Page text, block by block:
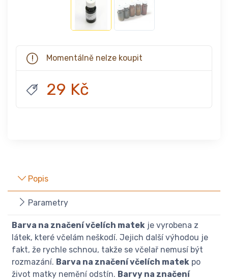
Momentálně nelze koupit
29 Kč
Popis
Parametry
Barva na značení včelích matek je vyrobena z
látek, které včelám neškodí. Jejich další výhodou je
fakt, že rychle schnou, takže se včelař nemusí být
rozmazání. Barva na značení včelích matek po
život matky nemění odstín. Barvy na značení